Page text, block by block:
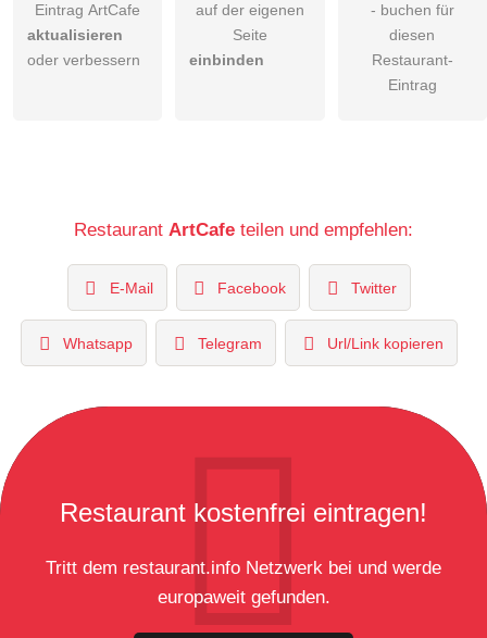
Eintrag ArtCafe
aktualisieren
oder verbessern
auf der eigenen
Seite
einbinden
- buchen für
diesen
Restaurant-
Eintrag
Restaurant ArtCafe teilen und empfehlen:
E-Mail Facebook Twitter
Whatsapp Telegram Url/Link kopieren
Restaurant kostenfrei eintragen!
Tritt dem restaurant.info Netzwerk bei und werde
europaweit gefunden.